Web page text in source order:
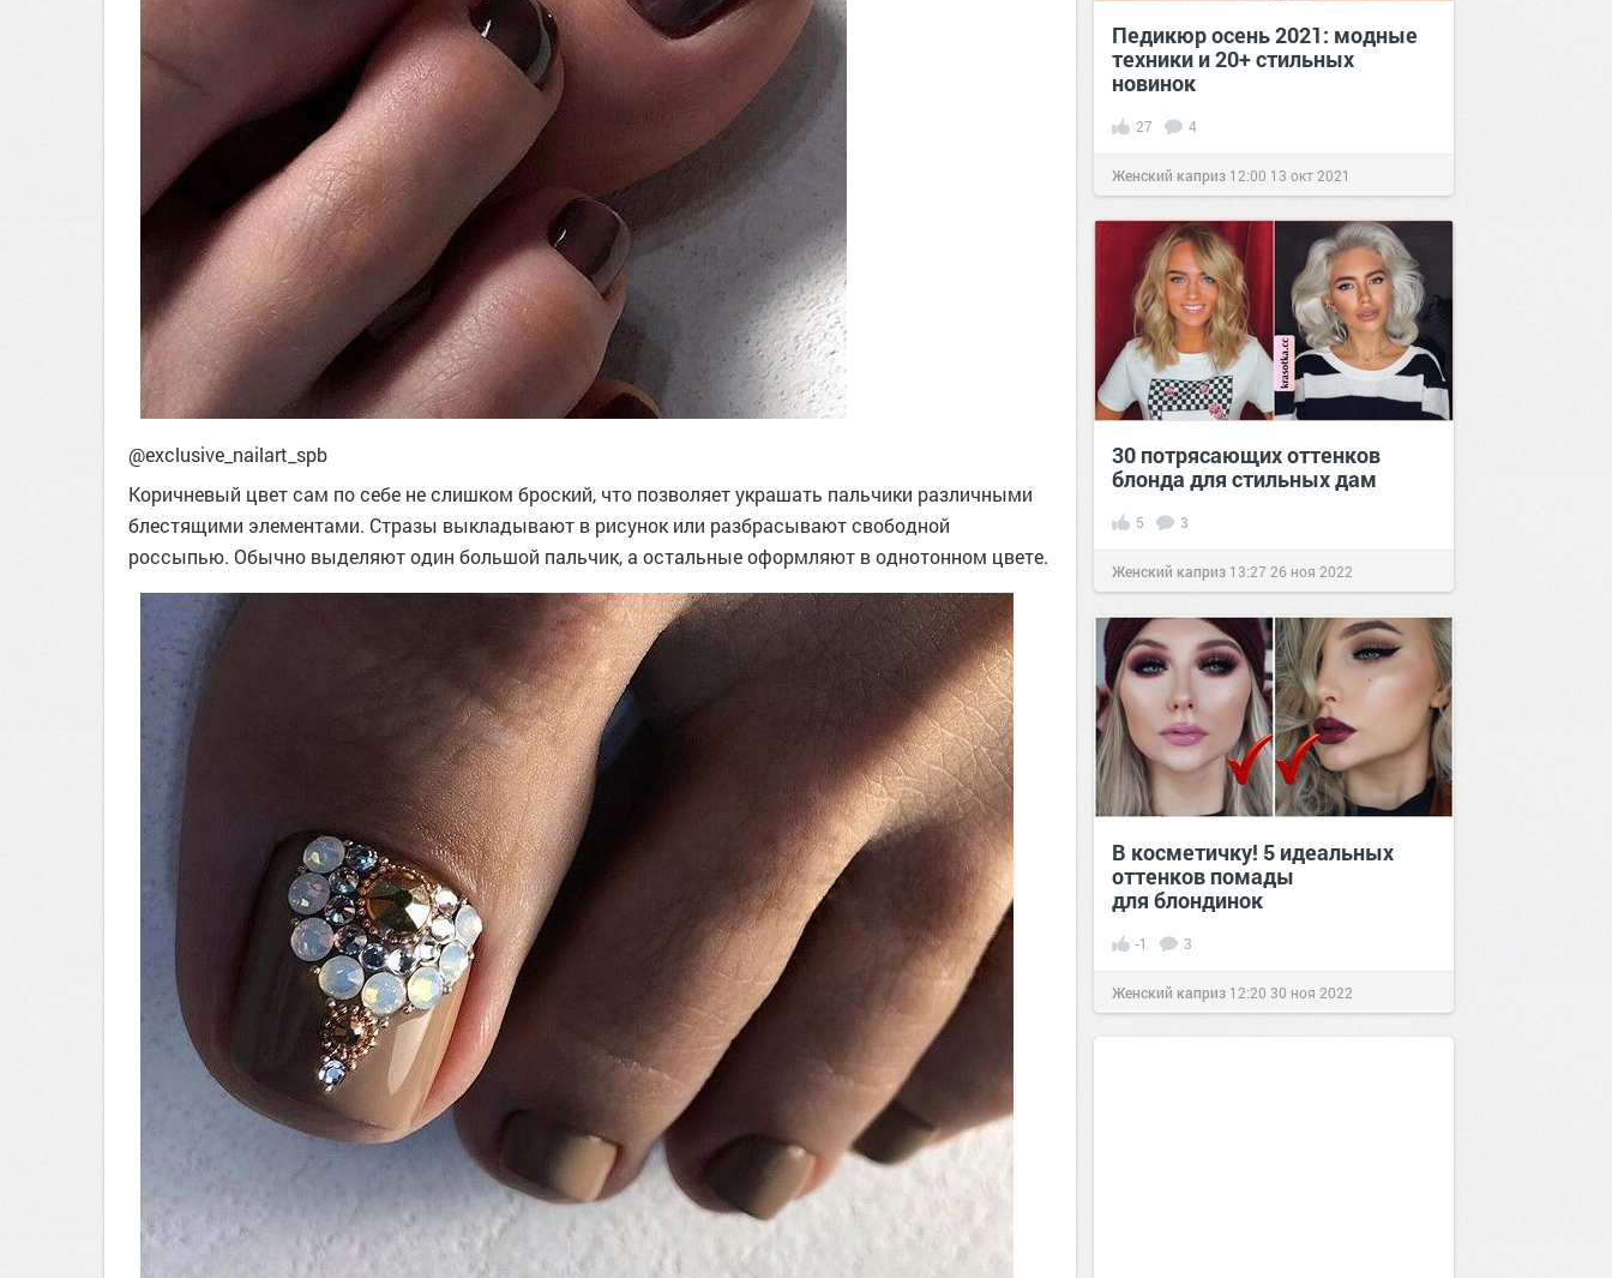
@exclusive_nailart_spb
Коричневый цвет сам по себе не слишком броский, что позволяет украшать пальчики различными
блестящими элементами. Стразы выкладывают в рисунок или разбрасывают свободной
россыпью. Обычно выделяют один большой пальчик, а остальные оформляют в однотонном цвете.
Педикюр осень 2021: модные
техники и 20+ стильных
новинок
27 4
Женский каприз 12:00 13 окт 2021
30 потрясающих оттенков
блонда для стильных дам
5 3
Женский каприз 13:27 26 ноя 2022
В косметичку! 5 идеальных
оттенков помады
для блондинок
-1 3
Женский каприз 12:20 30 ноя 2022